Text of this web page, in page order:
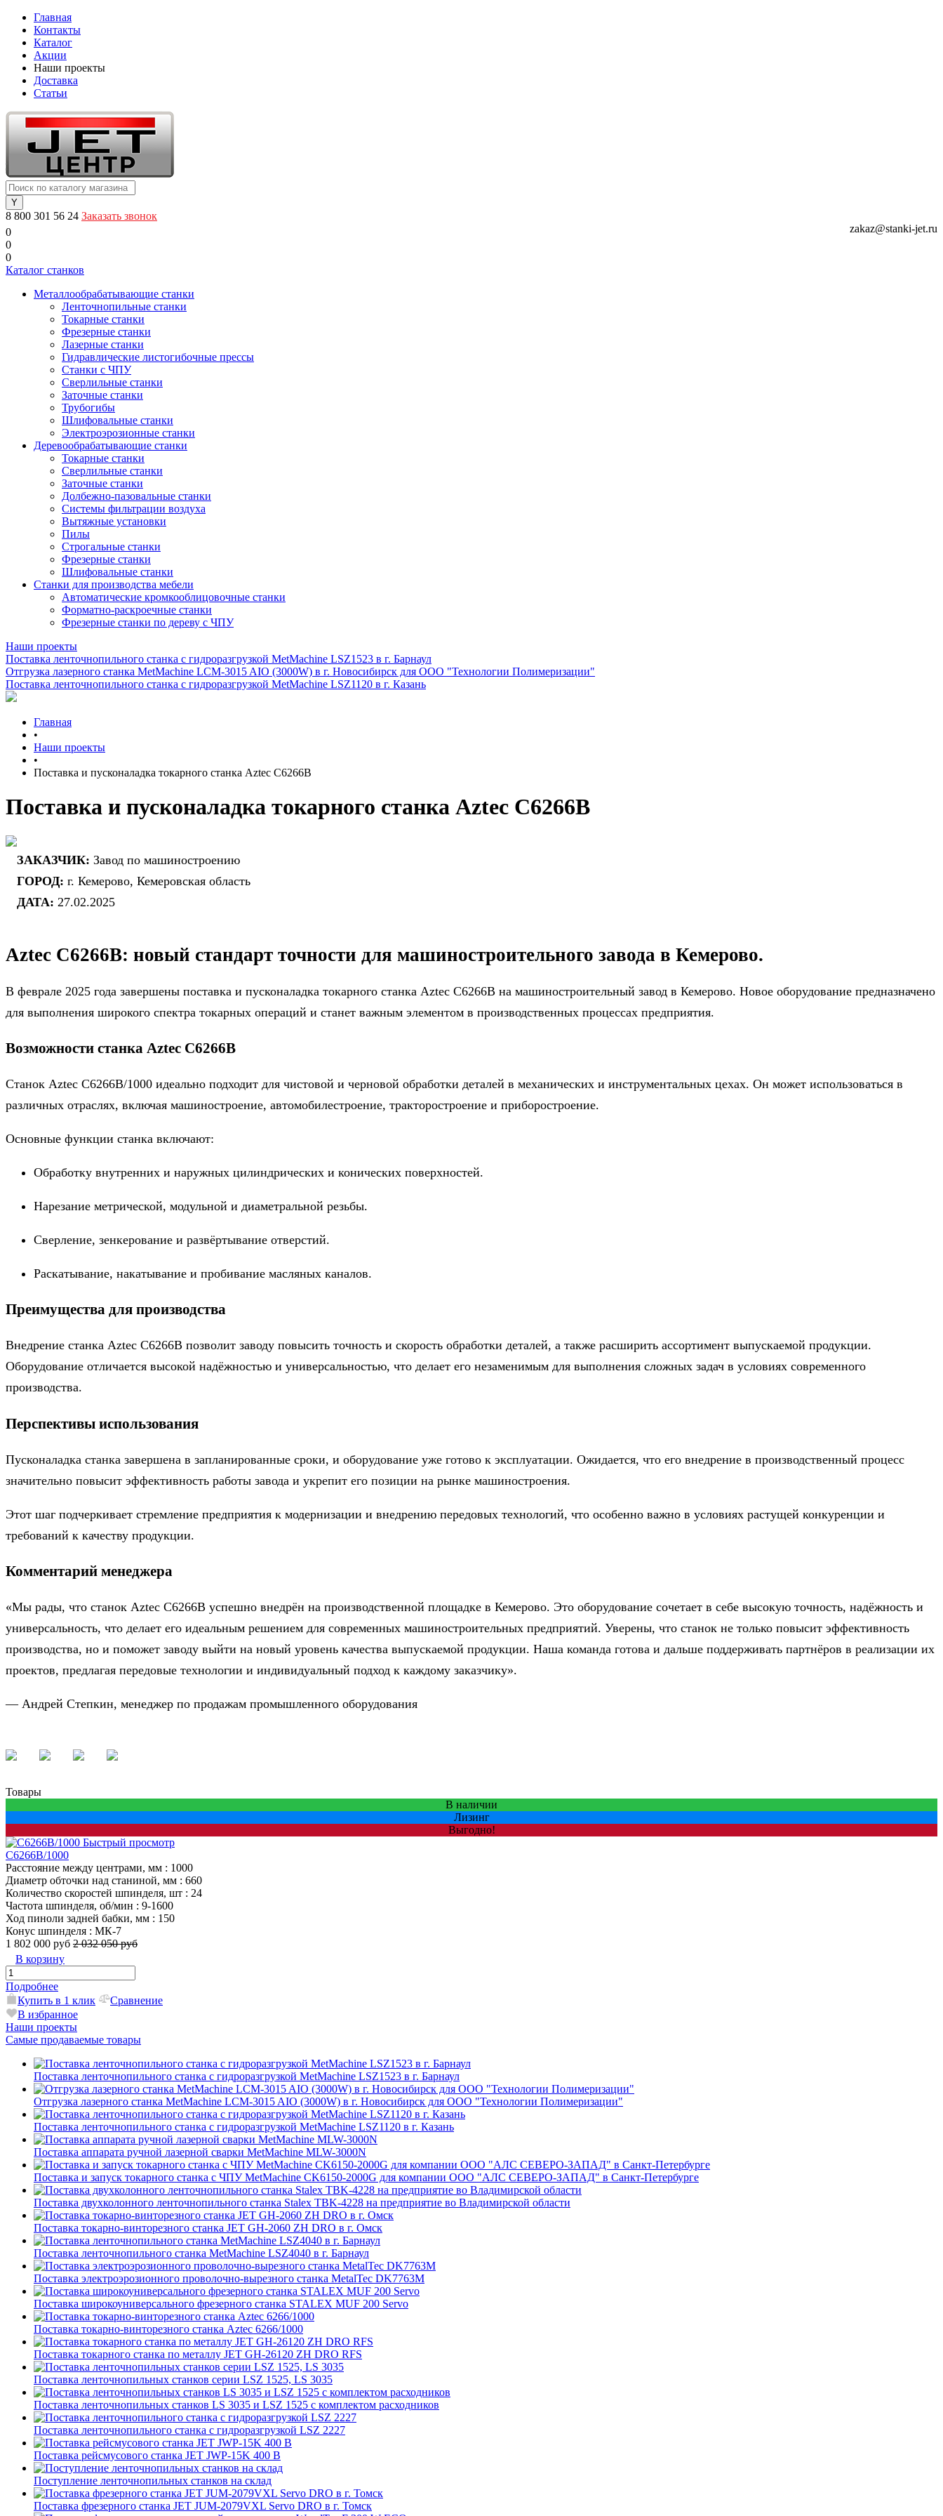
Главная
Контакты
Каталог
Акции
Наши проекты
Доставка
Статьи
8 800 301 56 24 Заказать звонок
zakaz@stanki-jet.ru
0
0
0
Каталог станков
Металлообрабатывающие станки
Ленточнопильные станки
Токарные станки
Фрезерные станки
Лазерные станки
Гидравлические листогибочные прессы
Станки с ЧПУ
Сверлильные станки
Заточные станки
Трубогибы
Шлифовальные станки
Электроэрозионные станки
Деревообрабатывающие станки
Токарные станки
Сверлильные станки
Заточные станки
Долбежно-пазовальные станки
Системы фильтрации воздуха
Вытяжные установки
Пилы
Строгальные станки
Фрезерные станки
Шлифовальные станки
Станки для производства мебели
Автоматические кромкооблицовочные станки
Форматно-раскроечные станки
Фрезерные станки по дереву с ЧПУ
Наши проекты
Поставка ленточнопильного станка c гидроразгрузкой MetMachine LSZ1523 в г. Барнаул
Отгрузка лазерного станка MetMachine LCM-3015 AIO (3000W) в г. Новосибирск для ООО "Технологии Полимеризации"
Поставка ленточнопильного станка c гидроразгрузкой MetMachine LSZ1120 в г. Казань
Главная
•
Наши проекты
•
Поставка и пусконаладка токарного станка Aztec C6266B
Поставка и пусконаладка токарного станка Aztec C6266B
ЗАКАЗЧИК: Завод по машиностроению
ГОРОД: г. Кемерово, Кемеровская область
ДАТА: 27.02.2025
Aztec C6266B: новый стандарт точности для машиностроительного завода в Кемерово.
В феврале 2025 года завершены поставка и пусконаладка токарного станка Aztec C6266B на машиностроительный завод в Кемерово. Новое оборудование предназначено
для выполнения широкого спектра токарных операций и станет важным элементом в производственных процессах предприятия.
Возможности станка Aztec C6266B
Станок Aztec C6266B/1000 идеально подходит для чистовой и черновой обработки деталей в механических и инструментальных цехах. Он может использоваться в
различных отраслях, включая машиностроение, автомобилестроение, тракторостроение и приборостроение.
Основные функции станка включают:
Обработку внутренних и наружных цилиндрических и конических поверхностей.
Нарезание метрической, модульной и диаметральной резьбы.
Сверление, зенкерование и развёртывание отверстий.
Раскатывание, накатывание и пробивание масляных каналов.
Преимущества для производства
Внедрение станка Aztec C6266B позволит заводу повысить точность и скорость обработки деталей, а также расширить ассортимент выпускаемой продукции.
Оборудование отличается высокой надёжностью и универсальностью, что делает его незаменимым для выполнения сложных задач в условиях современного
производства.
Перспективы использования
Пусконаладка станка завершена в запланированные сроки, и оборудование уже готово к эксплуатации. Ожидается, что его внедрение в производственный процесс
значительно повысит эффективность работы завода и укрепит его позиции на рынке машиностроения.
Этот шаг подчеркивает стремление предприятия к модернизации и внедрению передовых технологий, что особенно важно в условиях растущей конкуренции и
требований к качеству продукции.
Комментарий менеджера
«Мы рады, что станок Aztec C6266B успешно внедрён на производственной площадке в Кемерово. Это оборудование сочетает в себе высокую точность, надёжность и
универсальность, что делает его идеальным решением для современных машиностроительных предприятий. Уверены, что станок не только повысит эффективность
производства, но и поможет заводу выйти на новый уровень качества выпускаемой продукции. Наша команда готова и дальше поддерживать партнёров в реализации их
проектов, предлагая передовые технологии и индивидуальный подход к каждому заказчику».
— Андрей Степкин, менеджер по продажам промышленного оборудования
Товары
В наличии
Лизинг
Выгодно!
Быстрый просмотр
C6266B/1000
Расстояние между центрами, мм : 1000
Диаметр обточки над станиной, мм : 660
Количество скоростей шпинделя, шт : 24
Частота шпинделя, об/мин : 9-1600
Ход пиноли задней бабки, мм : 150
Конус шпинделя : МК-7
1 802 000 руб 2 032 050 руб
В корзину
Подробнее
Купить в 1 клик
Сравнение
В избранное
Наши проекты
Самые продаваемые товары
Поставка ленточнопильного станка c гидроразгрузкой MetMachine LSZ1523 в г. Барнаул
Отгрузка лазерного станка MetMachine LCM-3015 AIO (3000W) в г. Новосибирск для ООО "Технологии Полимеризации"
Поставка ленточнопильного станка c гидроразгрузкой MetMachine LSZ1120 в г. Казань
Поставка аппарата ручной лазерной сварки MetMachine MLW-3000N
Поставка и запуск токарного станка с ЧПУ MetMachine CK6150-2000G для компании ООО "АЛС СЕВЕРО-ЗАПАД" в Санкт-Петербурге
Поставка двухколонного ленточнопильного станка Stalex TBK-4228 на предприятие во Владимирской области
Поставка токарно-винторезного станка JET GH-2060 ZH DRO в г. Омск
Поставка ленточнопильного станка MetMachine LSZ4040 в г. Барнаул
Поставка электроэрозионного проволочно-вырезного станка MetalTec DK7763M
Поставка широкоуниверсального фрезерного станка STALEX MUF 200 Servo
Поставка токарно-винторезного станка Aztec 6266/1000
Поставка токарного станка по металлу JET GH-26120 ZH DRO RFS
Поставка ленточнопильных станков серии LSZ 1525, LS 3035
Поставка ленточнопильных станков LS 3035 и LSZ 1525 с комплектом расходников
Поставка ленточнопильного станка c гидроразгрузкой LSZ 2227
Поставка рейсмусового станка JET JWP-15K 400 В
Поступление ленточнопильных станков на склад
Поставка фрезерного станка JET JUM-2079VXL Servo DRO в г. Томск